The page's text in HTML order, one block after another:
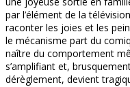
par l’élément de la
raconter les joies et les
le mécanisme part du
naître du comportement
s’amplifiant et,
dérèglement, devient